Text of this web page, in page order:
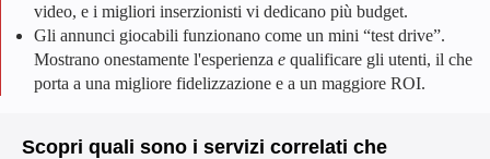
video, e i migliori inserzionisti vi dedicano più budget.
Gli annunci giocabili funzionano come un mini “test drive”.
Mostrano onestamente l'esperienza e qualificare gli utenti, il che
porta a una migliore fidelizzazione e a un maggiore ROI.
Scopri quali sono i servizi correlati che